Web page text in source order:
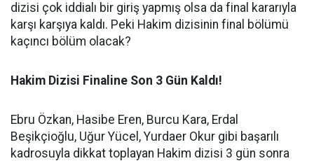
dizisi çok iddialı bir giriş yapmış olsa da final kararıyla
karşı karşıya kaldı. Peki Hakim dizisinin final bölümü
kaçıncı bölüm olacak?
Hakim Dizisi Finaline Son 3 Gün Kaldı!
Ebru Özkan, Hasibe Eren, Burcu Kara, Erdal
Beşikçioğlu, Uğur Yücel, Yurdaer Okur gibi başarılı
kadrosuyla dikkat toplayan Hakim dizisi 3 gün sonra